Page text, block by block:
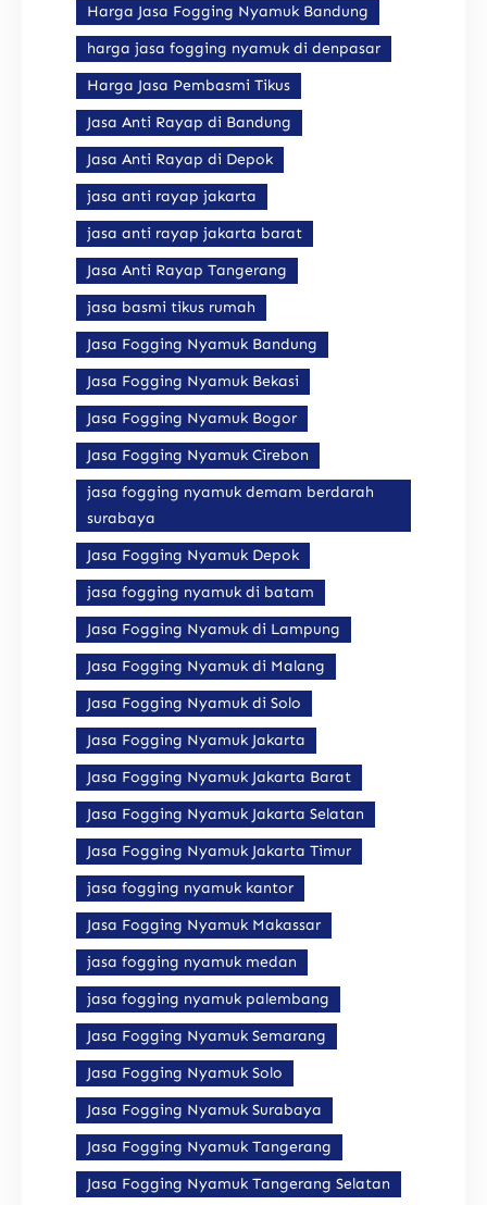
Harga Jasa Fogging Nyamuk Bandung
harga jasa fogging nyamuk di denpasar
Harga Jasa Pembasmi Tikus
Jasa Anti Rayap di Bandung
Jasa Anti Rayap di Depok
jasa anti rayap jakarta
jasa anti rayap jakarta barat
Jasa Anti Rayap Tangerang
jasa basmi tikus rumah
Jasa Fogging Nyamuk Bandung
Jasa Fogging Nyamuk Bekasi
Jasa Fogging Nyamuk Bogor
Jasa Fogging Nyamuk Cirebon
jasa fogging nyamuk demam berdarah
surabaya
Jasa Fogging Nyamuk Depok
jasa fogging nyamuk di batam
Jasa Fogging Nyamuk di Lampung
Jasa Fogging Nyamuk di Malang
Jasa Fogging Nyamuk di Solo
Jasa Fogging Nyamuk Jakarta
Jasa Fogging Nyamuk Jakarta Barat
Jasa Fogging Nyamuk Jakarta Selatan
Jasa Fogging Nyamuk Jakarta Timur
jasa fogging nyamuk kantor
Jasa Fogging Nyamuk Makassar
jasa fogging nyamuk medan
jasa fogging nyamuk palembang
Jasa Fogging Nyamuk Semarang
Jasa Fogging Nyamuk Solo
Jasa Fogging Nyamuk Surabaya
Jasa Fogging Nyamuk Tangerang
Jasa Fogging Nyamuk Tangerang Selatan